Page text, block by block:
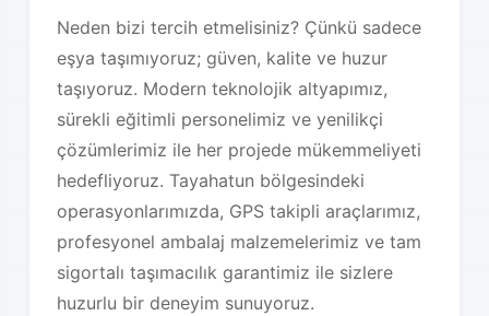
Neden bizi tercih etmelisiniz? Çünkü sadece
eşya taşımıyoruz; güven, kalite ve huzur
taşıyoruz. Modern teknolojik altyapımız,
sürekli eğitimli personelimiz ve yenilikçi
çözümlerimiz ile her projede mükemmeliyeti
hedefliyoruz. Tayahatun bölgesindeki
operasyonlarımızda, GPS takipli araçlarımız,
profesyonel ambalaj malzemelerimiz ve tam
sigortalı taşımacılık garantimiz ile sizlere
huzurlu bir deneyim sunuyoruz.